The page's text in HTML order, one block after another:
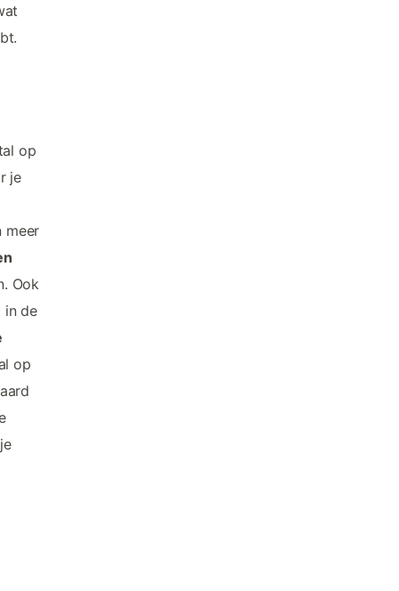
op
je
meer
Ook
in de
op